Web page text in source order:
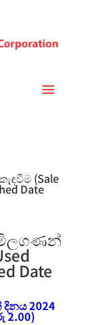
(Sale
Date
මිලගණන්
Date
2024
2.00)